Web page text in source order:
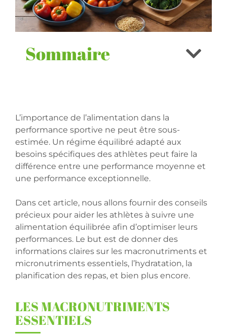
Sommaire
L’importance de l’alimentation dans la
performance sportive ne peut être sous-
estimée. Un régime équilibré adapté aux
besoins spécifiques des athlètes peut faire la
différence entre une performance moyenne et
une performance exceptionnelle.
Dans cet article, nous allons fournir des conseils
précieux pour aider les athlètes à suivre une
alimentation équilibrée afin d’optimiser leurs
performances. Le but est de donner des
informations claires sur les macronutriments et
micronutriments essentiels, l’hydratation, la
planification des repas, et bien plus encore.
LES MACRONUTRIMENTS
ESSENTIELS